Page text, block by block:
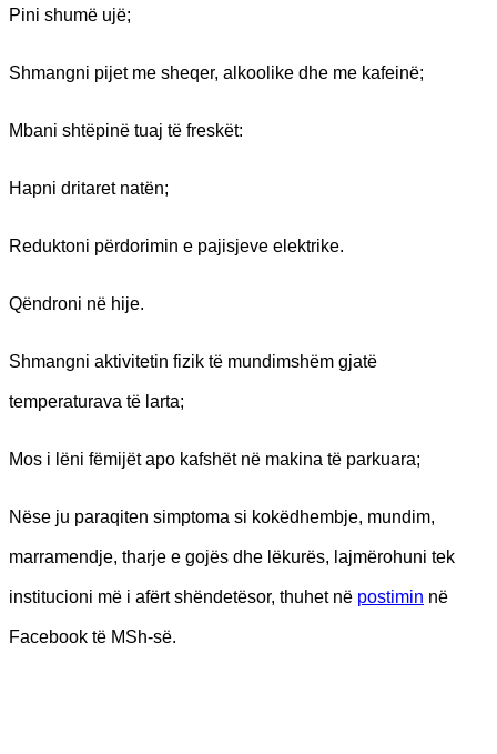
Pini shumë ujë;
Shmangni pijet me sheqer, alkoolike dhe me kafeinë;
Mbani shtëpinë tuaj të freskët:
Hapni dritaret natën;
Reduktoni përdorimin e pajisjeve elektrike.
Qëndroni në hije.
Shmangni aktivitetin fizik të mundimshëm gjatë
temperaturava të larta;
Mos i lëni fëmijët apo kafshët në makina të parkuara;
Nëse ju paraqiten simptoma si kokëdhembje, mundim,
marramendje, tharje e gojës dhe lëkurës, lajmërohuni tek
institucioni më i afërt shëndetësor, thuhet në postimin në
Facebook të MSh-së.